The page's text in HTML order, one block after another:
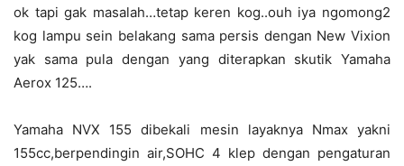
ok tapi gak masalah…tetap keren kog..ouh iya ngomong2
kog lampu sein belakang sama persis dengan New Vixion
yak sama pula dengan yang diterapkan skutik Yamaha
Aerox 125….
Yamaha NVX 155 dibekali mesin layaknya Nmax yakni
155cc,berpendingin air,SOHC 4 klep dengan pengaturan